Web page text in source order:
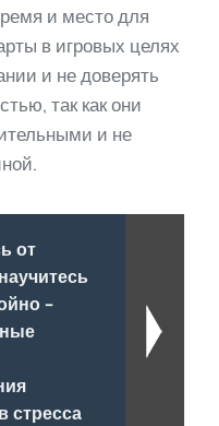
и место для
в игровых целях
и не доверять
так как они
и не
от
-
стресса